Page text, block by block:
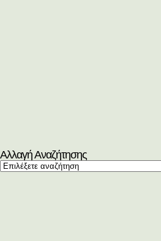
Αλλαγή Αναζήτησης